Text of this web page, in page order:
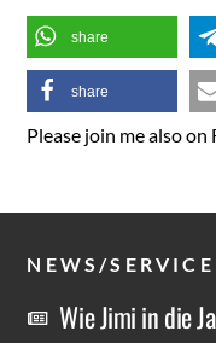
share
share
Please join me also on
NEWS/SERVICE
Wie Jimi in die